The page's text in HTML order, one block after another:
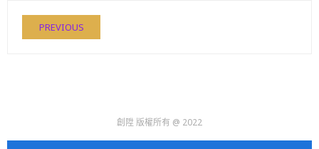
PREVIOUS
創陞 版權所有 @ 2022